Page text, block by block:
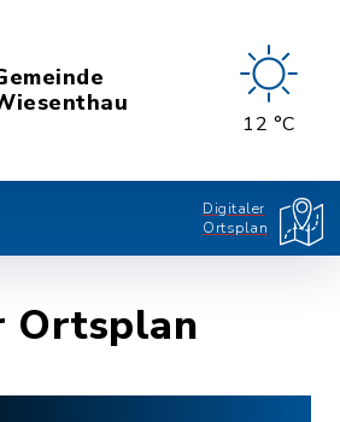
12 °C
Digitaler
Ortsplan
Ortsplan